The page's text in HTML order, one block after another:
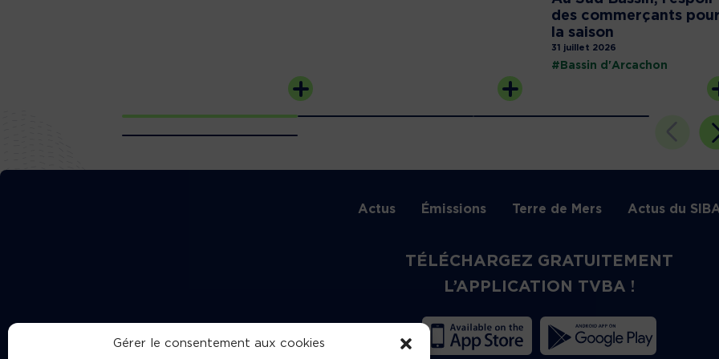
Gérer le consentement aux cookies
des commerçants
la saison
31 juillet 2026
#Bassin d'Arcachon
Actus Émissions Terre de Mers Actus du
TÉLÉCHARGEZ GRATUITEMENT
L’APPLICATION TVBA !